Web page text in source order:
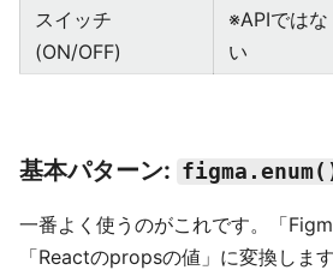
スイッチ
(ON/OFF)
※APIではな
い
基本パターン:
一番よく使うのがこれです。「
「Reactのpropsの値」に変換します